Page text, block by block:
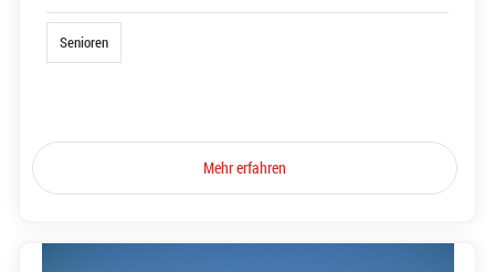
Senioren
Mehr erfahren